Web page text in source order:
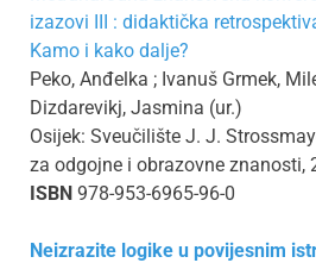
izazovi III : didaktička
Kamo i kako dalje?
Peko, Anđelka ; Ivanuš Grmek,
Dizdarevikj, Jasmina (ur.)
Osijek: Sveučilište J. J.
za odgojne i obrazovne znanosti,
ISBN 978-953-6965-96-0
Neizrazite logike u povijesnim